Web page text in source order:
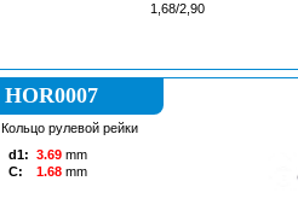
1,68/2,90
HOR0007
Кольцо рулевой рейки
d1: 3.69 mm
C:
1.68 mm